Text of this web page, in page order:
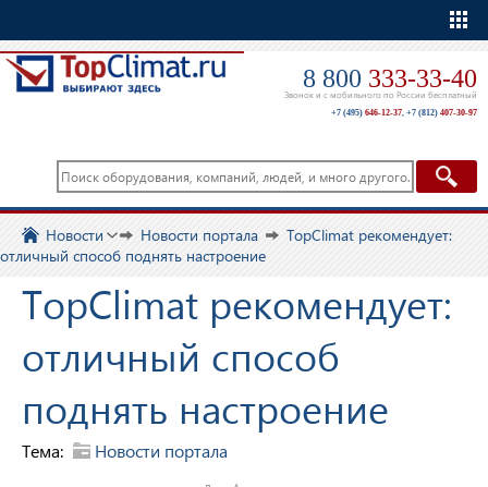
8 800 333-33-40
Звонок и с мобильного по России бесплатный
+7 (495) 646-12-37, +7 (812) 407-30-97
Новости Новости портала
TopClimat рекомендует:
отличный способ поднять настроение
TopClimat рекомендует:
отличный способ
поднять настроение
Тема: Новости портала